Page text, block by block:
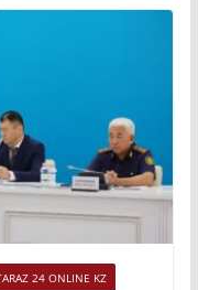
24 ONLINE KZ